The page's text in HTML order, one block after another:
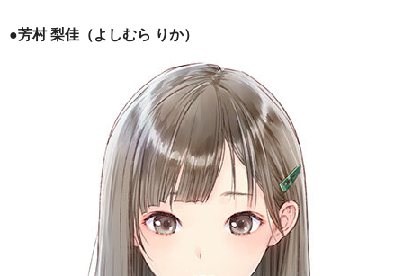
●芳村 梨佳（よしむら りか）